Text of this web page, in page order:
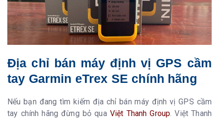
Địa chỉ bán máy định vị GPS cầm
tay Garmin eTrex SE chính hãng
Nếu bạn đang tìm kiếm địa chỉ bán máy định vị GPS cầm
tay chính hãng đừng bỏ qua Việt Thanh Group. Việt Thanh